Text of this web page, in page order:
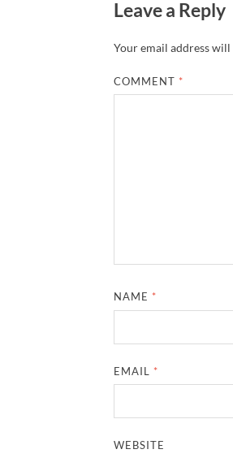
Leave a Reply
Your email address
COMMENT *
NAME *
EMAIL *
WEBSITE